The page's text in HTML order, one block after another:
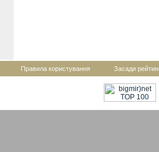
Правила користування Засади